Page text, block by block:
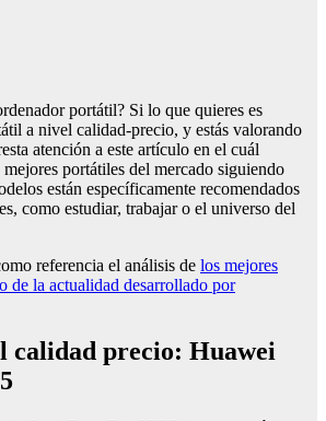
portátil? Si lo que quieres es
a nivel calidad-precio, y estás valorando
atención a este artículo en el cuál
portátiles del mercado siguiendo
están específicamente recomendados
como estudiar, trabajar o el universo del
referencia el análisis de los mejores
de la actualidad desarrollado por
precio: Huawei